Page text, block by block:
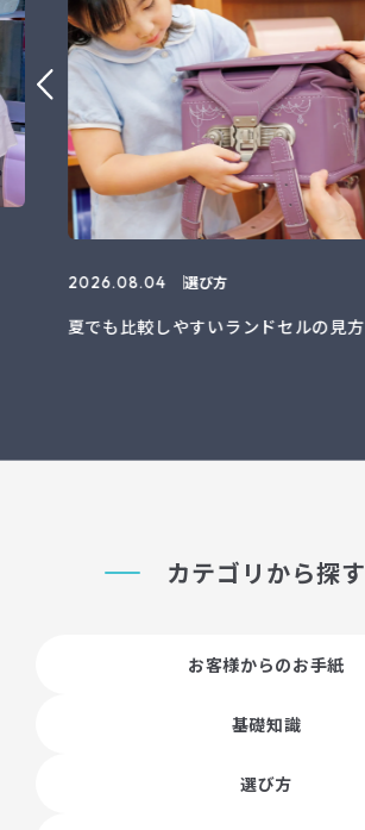
2026.08.04 選び方
夏でも比較しやすいランドセルの見方
カテゴリから探す
お客様からのお手紙
基礎知識
選び方